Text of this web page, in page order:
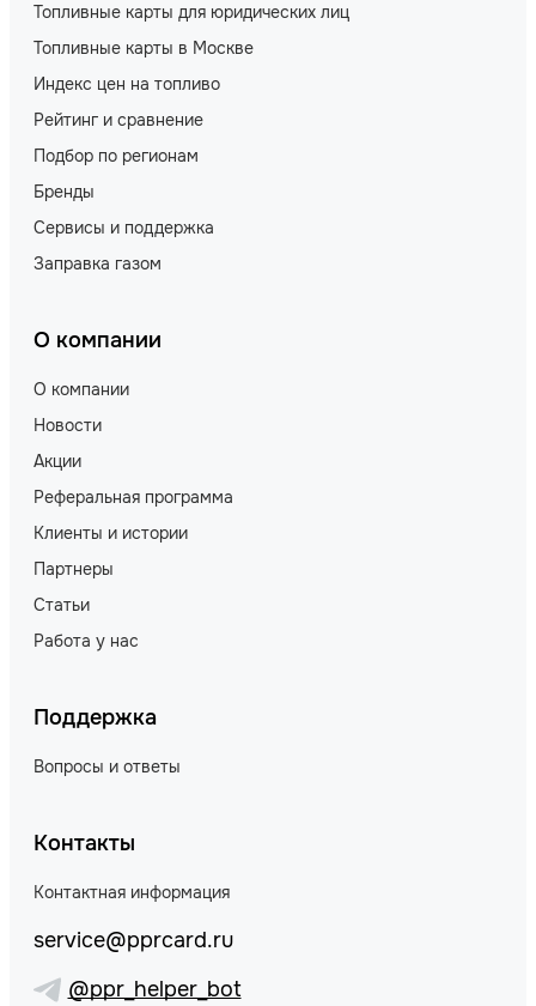
Топливные карты для юридических лиц
Топливные карты в Москве
Индекс цен на топливо
Рейтинг и сравнение
Подбор по регионам
Бренды
Сервисы и поддержка
Заправка газом
О компании
О компании
Новости
Акции
Реферальная программа
Клиенты и истории
Партнеры
Статьи
Работа у нас
Поддержка
Вопросы и ответы
Контакты
Контактная информация
service@pprcard.ru
@ppr_helper_bot